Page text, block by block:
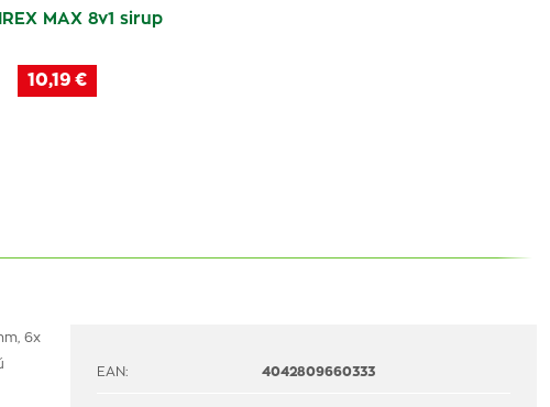
MAX 8v1 sirup
10,19 €
6x
EAN: 4042809660333